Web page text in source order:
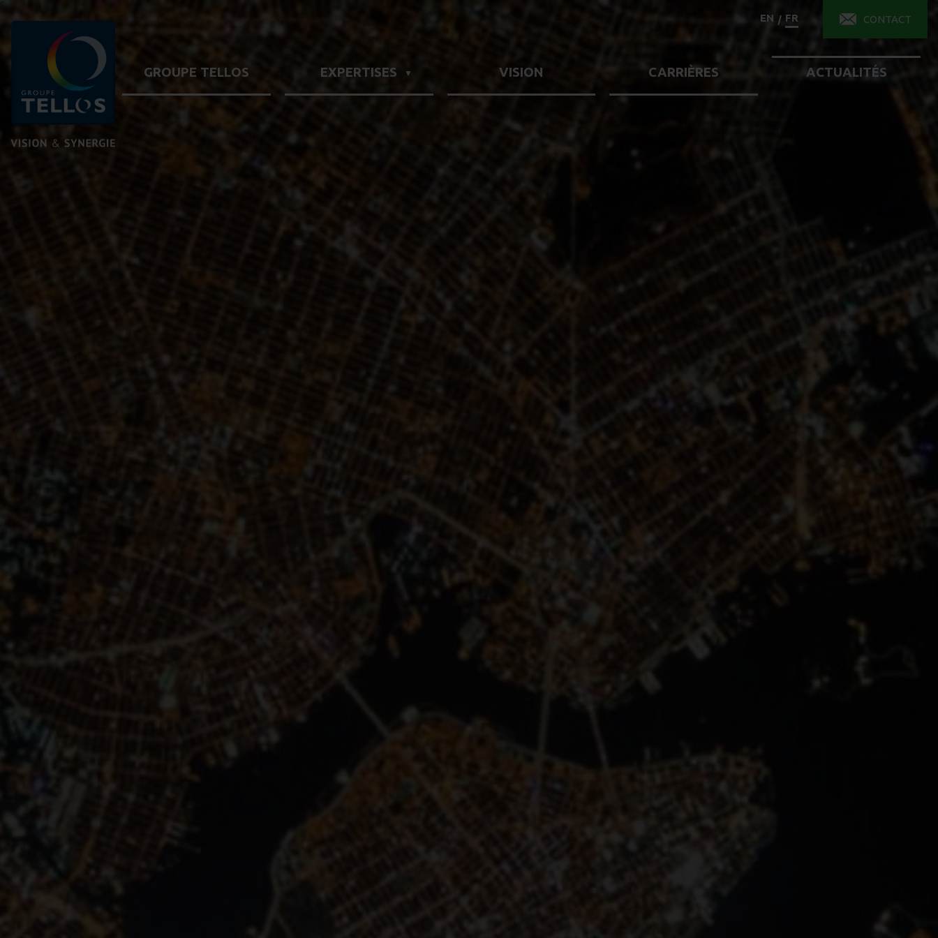
EN / FR CONTACT
GROUPE TELLOS EXPERTISES VISION CARRIÈRES ACTUALITÉS